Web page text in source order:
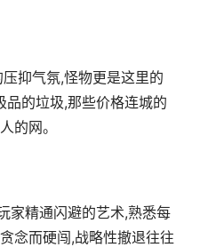
抑气氛,怪物更是这里的
品的垃圾,那些价格连城的
的网。
家精通闪避的艺术,熟悉每
念而硬闯,战略性撤退往往